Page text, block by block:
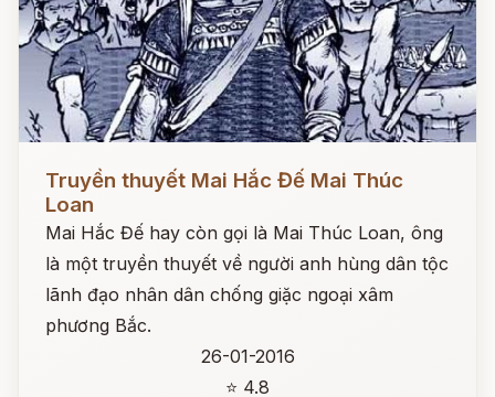
Đọc ngay
Truyền thuyết Mai Hắc Đế Mai Thúc
Loan
Mai Hắc Đế hay còn gọi là Mai Thúc Loan, ông
là một truyền thuyết về người anh hùng dân tộc
lãnh đạo nhân dân chống giặc ngoại xâm
phương Bắc.
26-01-2016
⭐ 4.8